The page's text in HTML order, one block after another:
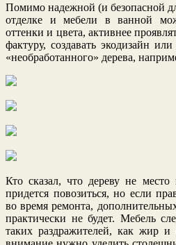
Помимо надежной (и безопасной
отделке и мебели в ванной
оттенки и цвета, активнее
фактуру, создавать экодизайн
«необработанного» дерева,
Кто сказал, что дереву не
придется повозиться, но если
во время ремонта,
практически не будет. Мебель
таких раздражителей, как жир